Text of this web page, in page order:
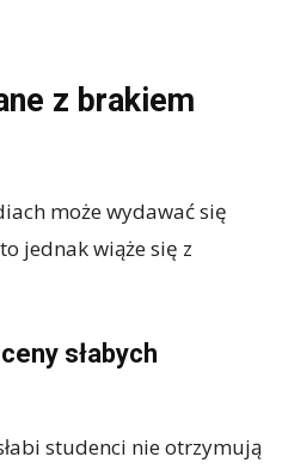
z brakiem
może wydawać się
jednak wiąże się z
słabych
studenci nie otrzymują